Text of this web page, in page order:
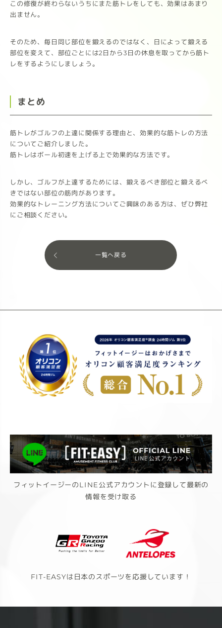
この修復が終わらないうちにまた筋トレをしても、効果はあまり
出ません。
そのため、毎日同じ部位を鍛えるのではなく、日によって鍛える
部位を変えて、部位ごとには2日から3日の休息を取ってから筋ト
レをするようにしましょう。
まとめ
筋トレがゴルフの上達に関係する理由と、効果的な筋トレの方法
についてご紹介しました。
筋トレはボール初速を上げる上で効果的な方法です。
しかし、ゴルフが上達するためには、鍛えるべき部位と鍛えるべ
きではない部位の筋肉があります。
効果的なトレーニング方法についてご興味のある方は、ぜひ弊社
にご相談ください。
一覧へ戻る
フィットイージーのLINE公式アカウントに登録して最新の
情報を受け取る
FIT-EASYは日本のスポーツを応援しています！